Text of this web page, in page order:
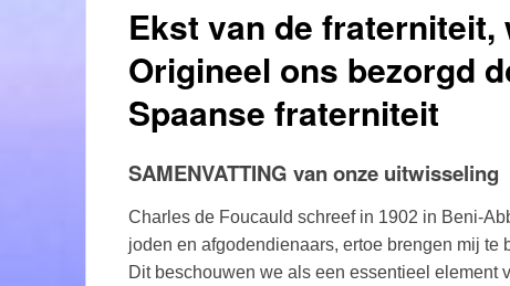
Ekst van de
Origineel ons bezorgd
Spaanse fraterniteit
SAMENVATTING van onze uitwisseling
Charles de Foucauld schreef in 1902 in Beni-
joden en afgodendienaars, ertoe brengen mij te
Dit beschouwen we als een essentieel